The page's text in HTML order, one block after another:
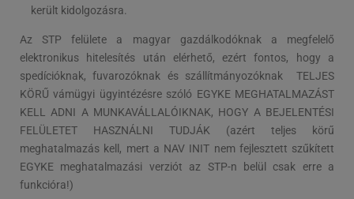
került kidolgozásra.
Az STP felülete a magyar gazdálkodóknak a megfelelő
elektronikus hitelesítés után elérhető, ezért fontos, hogy a
spedícióknak, fuvarozóknak és szállítmányozóknak TELJES
KÖRŰ vámügyi ügyintézésre szóló EGYKE MEGHATALMAZÁST
KELL ADNI A MUNKAVÁLLALÓIKNAK, HOGY A BEJELENTÉSI
FELÜLETET HASZNÁLNI TUDJÁK (azért teljes körű
meghatalmazás kell, mert a NAV INIT nem fejlesztett szűkített
EGYKE meghatalmazási verziót az STP-n belül csak erre a
funkcióra!)